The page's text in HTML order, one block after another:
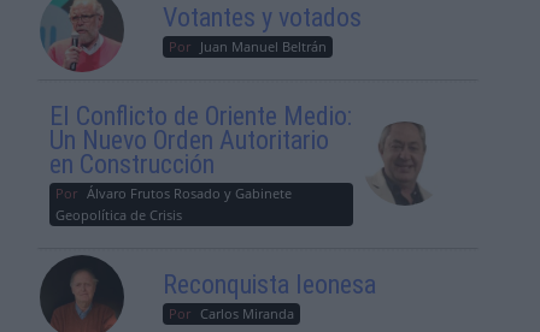
Votantes y votados
Por Juan Manuel Beltrán
El Conflicto de Oriente Medio:
Un Nuevo Orden Autoritario
en Construcción
Por Álvaro Frutos Rosado y Gabinete
Geopolítica de Crisis
Reconquista leonesa
Por Carlos Miranda